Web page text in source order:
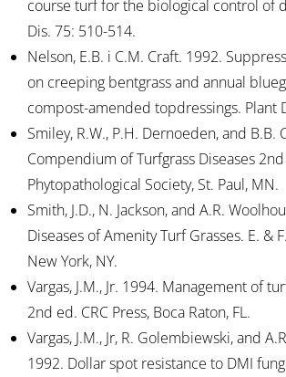
course turf for the biological control of
Dis. 75: 510-514.
Nelson, E.B. i C.M. Craft. 1992.
on creeping bentgrass and annual
compost-amended topdressings. Plant
Smiley, R.W., P.H. Dernoeden, and B.B.
Compendium of Turfgrass Diseases
Phytopathological Society, St. Paul, MN.
Smith, J.D., N. Jackson, and A.R.
Diseases of Amenity Turf Grasses. E. &
New York, NY.
Vargas, J.M., Jr. 1994. Management of
2nd ed. CRC Press, Boca Raton, FL.
Vargas, J.M., Jr, R. Golembiewski, and
1992. Dollar spot resistance to DMI